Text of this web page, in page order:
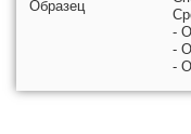
Образец
-
-
-